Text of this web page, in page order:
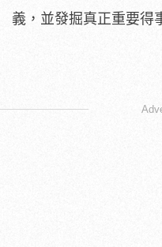
義，並發掘真正重要得